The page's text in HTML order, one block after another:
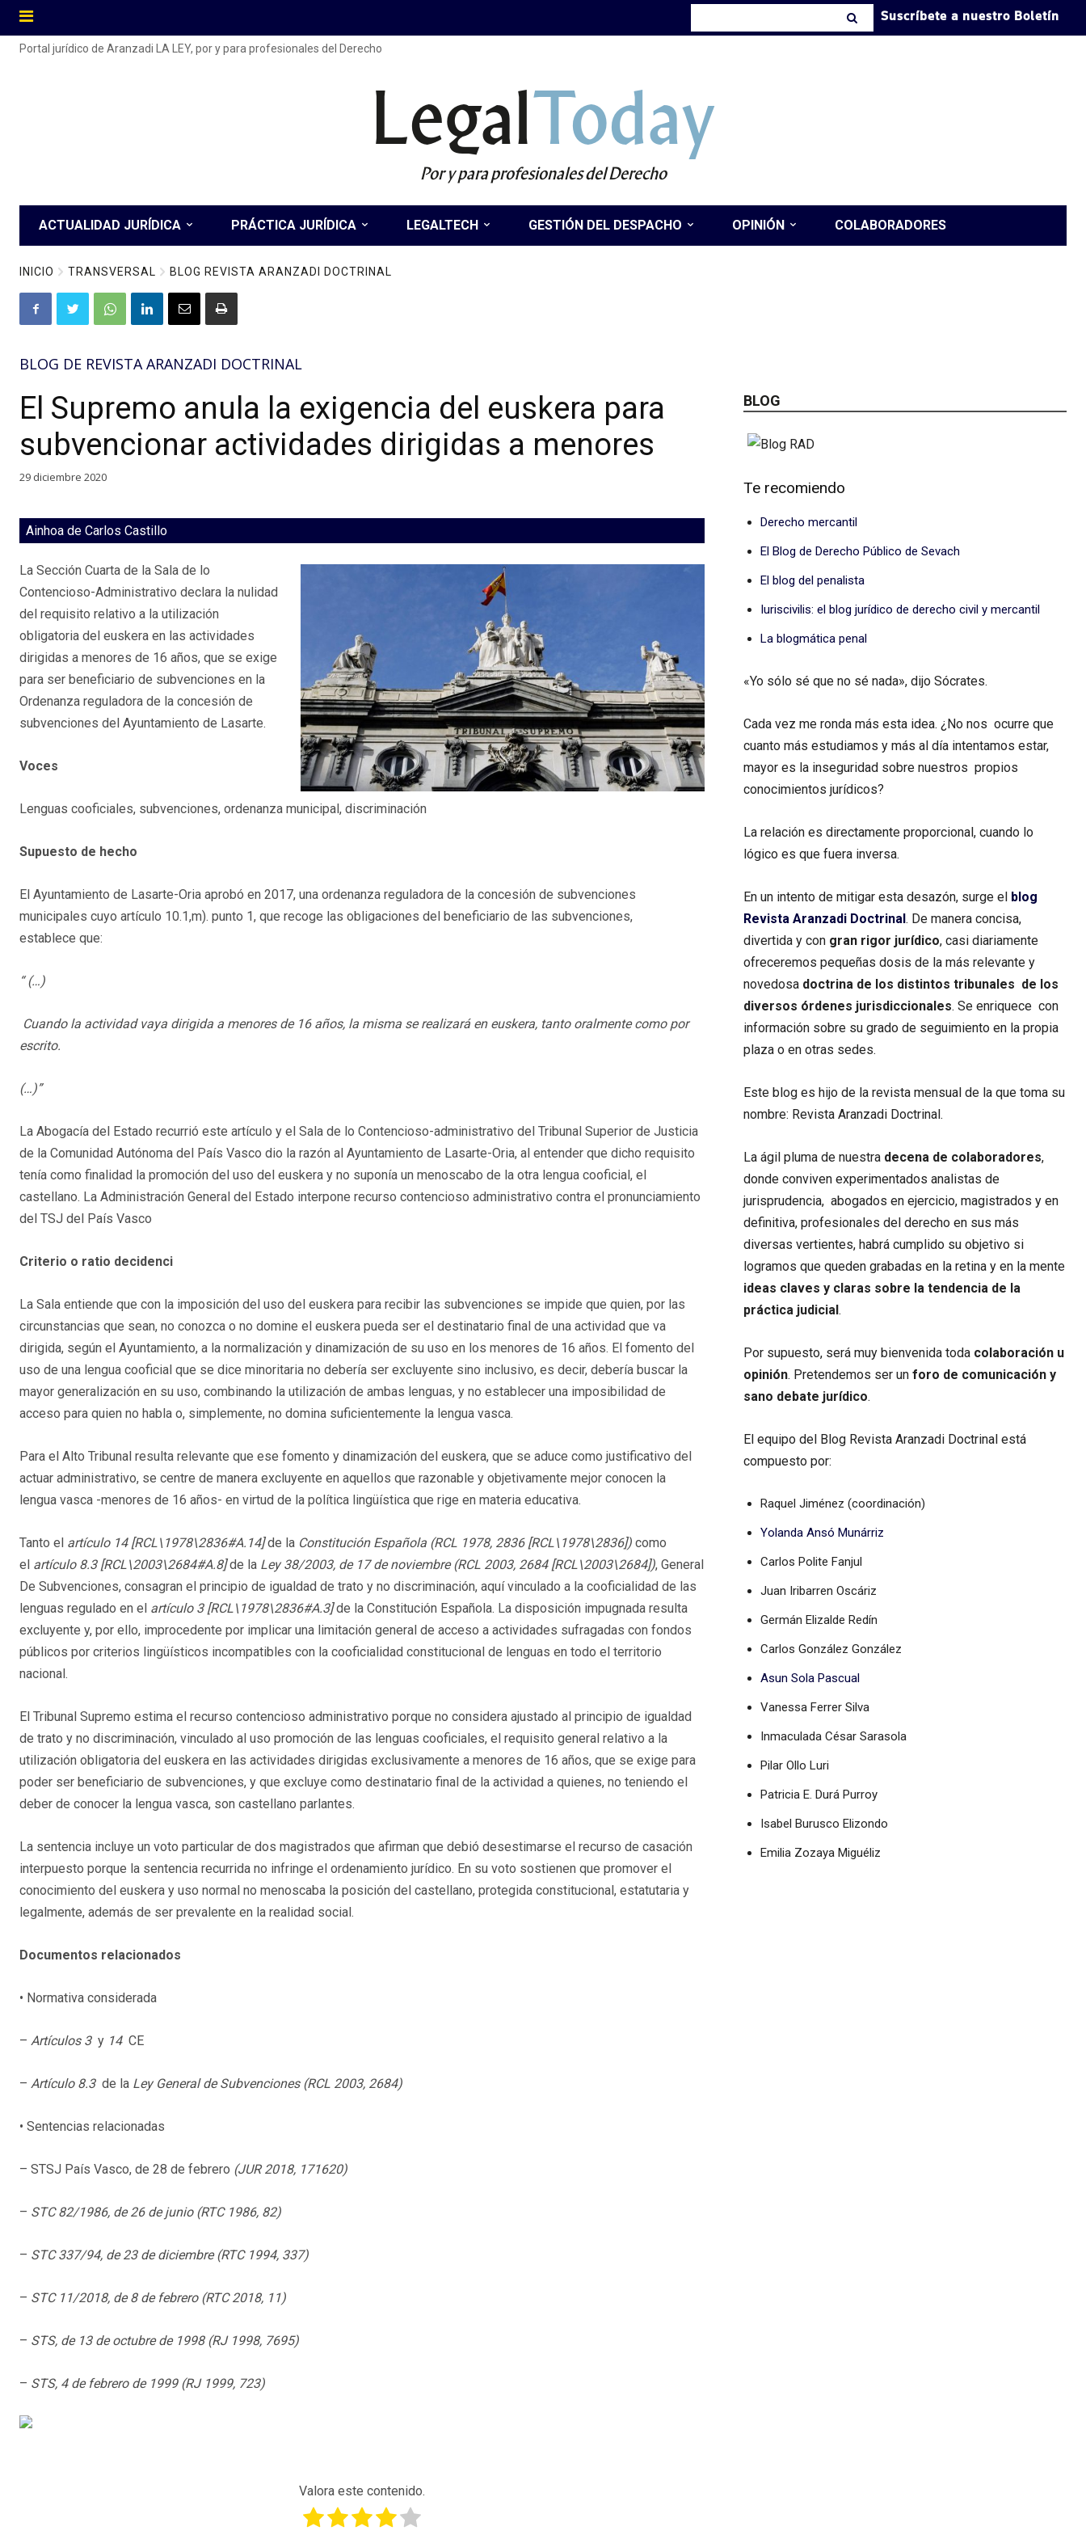
Suscríbete a nuestro Boletín
Portal jurídico de Aranzadi LA LEY, por y para profesionales del Derecho
LegalToday
Por y para profesionales del Derecho
ACTUALIDAD JURÍDICA PRÁCTICA JURÍDICA LEGALTECH GESTIÓN DEL DESPACHO OPINIÓN COLABORADORES
INICIO TRANSVERSAL BLOG REVISTA ARANZADI DOCTRINAL
BLOG DE REVISTA ARANZADI DOCTRINAL
El Supremo anula la exigencia del euskera para
subvencionar actividades dirigidas a menores
29 diciembre 2020
Ainhoa de Carlos Castillo
La Sección Cuarta de la Sala de lo
Contencioso-Administrativo declara la nulidad
del requisito relativo a la utilización
obligatoria del euskera en las actividades
dirigidas a menores de 16 años, que se exige
para ser beneficiario de subvenciones en la
Ordenanza reguladora de la concesión de
subvenciones del Ayuntamiento de Lasarte.
Voces
Lenguas cooficiales, subvenciones, ordenanza municipal, discriminación
Supuesto de hecho
El Ayuntamiento de Lasarte-Oria aprobó en 2017, una ordenanza reguladora de la concesión de subvenciones
municipales cuyo artículo 10.1,m). punto 1, que recoge las obligaciones del beneficiario de las subvenciones,
establece que:
“(…)
Cuando la actividad vaya dirigida a menores de 16 años, la misma se realizará en euskera, tanto oralmente como por
escrito.
(…)”
La Abogacía del Estado recurrió este artículo y el Sala de lo Contencioso-administrativo del Tribunal Superior de Justicia
de la Comunidad Autónoma del País Vasco dio la razón al Ayuntamiento de Lasarte-Oria, al entender que dicho requisito
tenía como finalidad la promoción del uso del euskera y no suponía un menoscabo de la otra lengua cooficial, el
castellano. La Administración General del Estado interpone recurso contencioso administrativo contra el pronunciamiento
del TSJ del País Vasco
Criterio o ratio decidenci
La Sala entiende que con la imposición del uso del euskera para recibir las subvenciones se impide que quien, por las
circunstancias que sean, no conozca o no domine el euskera pueda ser el destinatario final de una actividad que va
dirigida, según el Ayuntamiento, a la normalización y dinamización de su uso en los menores de 16 años. El fomento del
uso de una lengua cooficial que se dice minoritaria no debería ser excluyente sino inclusivo, es decir, debería buscar la
mayor generalización en su uso, combinando la utilización de ambas lenguas, y no establecer una imposibilidad de
acceso para quien no habla o, simplemente, no domina suficientemente la lengua vasca.
Para el Alto Tribunal resulta relevante que ese fomento y dinamización del euskera, que se aduce como justificativo del
actuar administrativo, se centre de manera excluyente en aquellos que razonable y objetivamente mejor conocen la
lengua vasca -menores de 16 años- en virtud de la política lingüística que rige en materia educativa.
Tanto el artículo 14[RCL\1978\2836#A.14]de la Constitución Española (RCL 1978, 2836[RCL\1978\2836]) como
el artículo 8.3[RCL\2003\2684#A.8]de la Ley 38/2003, de 17 de noviembre(RCL 2003, 2684[RCL\2003\2684]), General
De Subvenciones, consagran el principio de igualdad de trato y no discriminación, aquí vinculado a la cooficialidad de las
lenguas regulado en el artículo 3[RCL\1978\2836#A.3]de la Constitución Española. La disposición impugnada resulta
excluyente y, por ello, improcedente por implicar una limitación general de acceso a actividades sufragadas con fondos
públicos por criterios lingüísticos incompatibles con la cooficialidad constitucional de lenguas en todo el territorio
nacional.
El Tribunal Supremo estima el recurso contencioso administrativo porque no considera ajustado al principio de igualdad
de trato y no discriminación, vinculado al uso promoción de las lenguas cooficiales, el requisito general relativo a la
utilización obligatoria del euskera en las actividades dirigidas exclusivamente a menores de 16 años, que se exige para
poder ser beneficiario de subvenciones, y que excluye como destinatario final de la actividad a quienes, no teniendo el
deber de conocer la lengua vasca, son castellano parlantes.
La sentencia incluye un voto particular de dos magistrados que afirman que debió desestimarse el recurso de casación
interpuesto porque la sentencia recurrida no infringe el ordenamiento jurídico. En su voto sostienen que promover el
conocimiento del euskera y uso normal no menoscaba la posición del castellano, protegida constitucional, estatutaria y
legalmente, además de ser prevalente en la realidad social.
Documentos relacionados
• Normativa considerada
– Artículos 3 y 14 CE
– Artículo 8.3 de la Ley General de Subvenciones (RCL 2003, 2684)
• Sentencias relacionadas
– STSJ País Vasco, de 28 de febrero (JUR 2018, 171620)
– STC 82/1986, de 26 de junio (RTC 1986, 82)
– STC 337/94, de 23 de diciembre (RTC 1994, 337)
– STC 11/2018, de 8 de febrero (RTC 2018, 11)
– STS, de 13 de octubre de 1998 (RJ 1998, 7695)
– STS, 4 de febrero de 1999 (RJ 1999, 723)
Valora este contenido.
BLOG
Te recomiendo
Derecho mercantil
El Blog de Derecho Público de Sevach
El blog del penalista
Iuriscivilis: el blog jurídico de derecho civil y mercantil
La blogmática penal
«Yo sólo sé que no sé nada», dijo Sócrates.
Cada vez me ronda más esta idea. ¿No nos ocurre que
cuanto más estudiamos y más al día intentamos estar,
mayor es la inseguridad sobre nuestros propios
conocimientos jurídicos?
La relación es directamente proporcional, cuando lo
lógico es que fuera inversa.
En un intento de mitigar esta desazón, surge el blog
Revista Aranzadi Doctrinal. De manera concisa,
divertida y con gran rigor jurídico, casi diariamente
ofreceremos pequeñas dosis de la más relevante y
novedosa doctrina de los distintos tribunales de los
diversos órdenes jurisdiccionales. Se enriquece con
información sobre su grado de seguimiento en la propia
plaza o en otras sedes.
Este blog es hijo de la revista mensual de la que toma su
nombre: Revista Aranzadi Doctrinal.
La ágil pluma de nuestra decena de colaboradores,
donde conviven experimentados analistas de
jurisprudencia, abogados en ejercicio, magistrados y en
definitiva, profesionales del derecho en sus más
diversas vertientes, habrá cumplido su objetivo si
logramos que queden grabadas en la retina y en la mente
ideas claves y claras sobre la tendencia de la
práctica judicial.
Por supuesto, será muy bienvenida toda colaboración u
opinión. Pretendemos ser un foro de comunicación y
sano debate jurídico.
El equipo del Blog Revista Aranzadi Doctrinal está
compuesto por:
Raquel Jiménez (coordinación)
Yolanda Ansó Munárriz
Carlos Polite Fanjul
Juan Iribarren Oscáriz
Germán Elizalde Redín
Carlos González González
Asun Sola Pascual
Vanessa Ferrer Silva
Inmaculada César Sarasola
Pilar Ollo Luri
Patricia E. Durá Purroy
Isabel Burusco Elizondo
Emilia Zozaya Miguéliz